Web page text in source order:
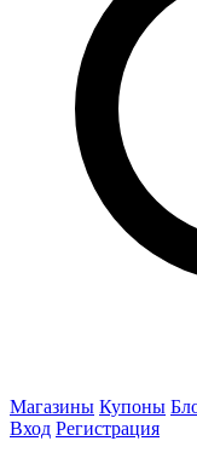
Магазины Купоны
Вход Регистрация